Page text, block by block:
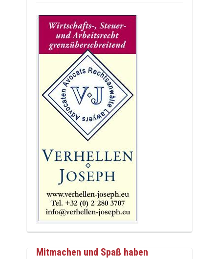
Mitmachen und Spaß haben